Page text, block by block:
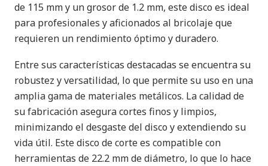
de 115 mm y un grosor de 1.2 mm, este disco es ideal
para profesionales y aficionados al bricolaje que
requieren un rendimiento óptimo y duradero.
Entre sus características destacadas se encuentra su
robustez y versatilidad, lo que permite su uso en una
amplia gama de materiales metálicos. La calidad de
su fabricación asegura cortes finos y limpios,
minimizando el desgaste del disco y extendiendo su
vida útil. Este disco de corte es compatible con
herramientas de 22.2 mm de diámetro, lo que lo hace